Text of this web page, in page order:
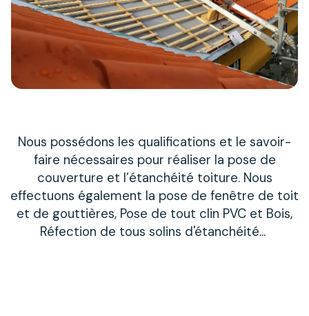
Nous possédons les qualifications et le savoir-
faire nécessaires pour réaliser la pose de
couverture et l’étanchéité toiture. Nous
effectuons également la pose de fenêtre de toit
et de gouttières, Pose de tout clin PVC et Bois,
Réfection de tous solins d'étanchéité...